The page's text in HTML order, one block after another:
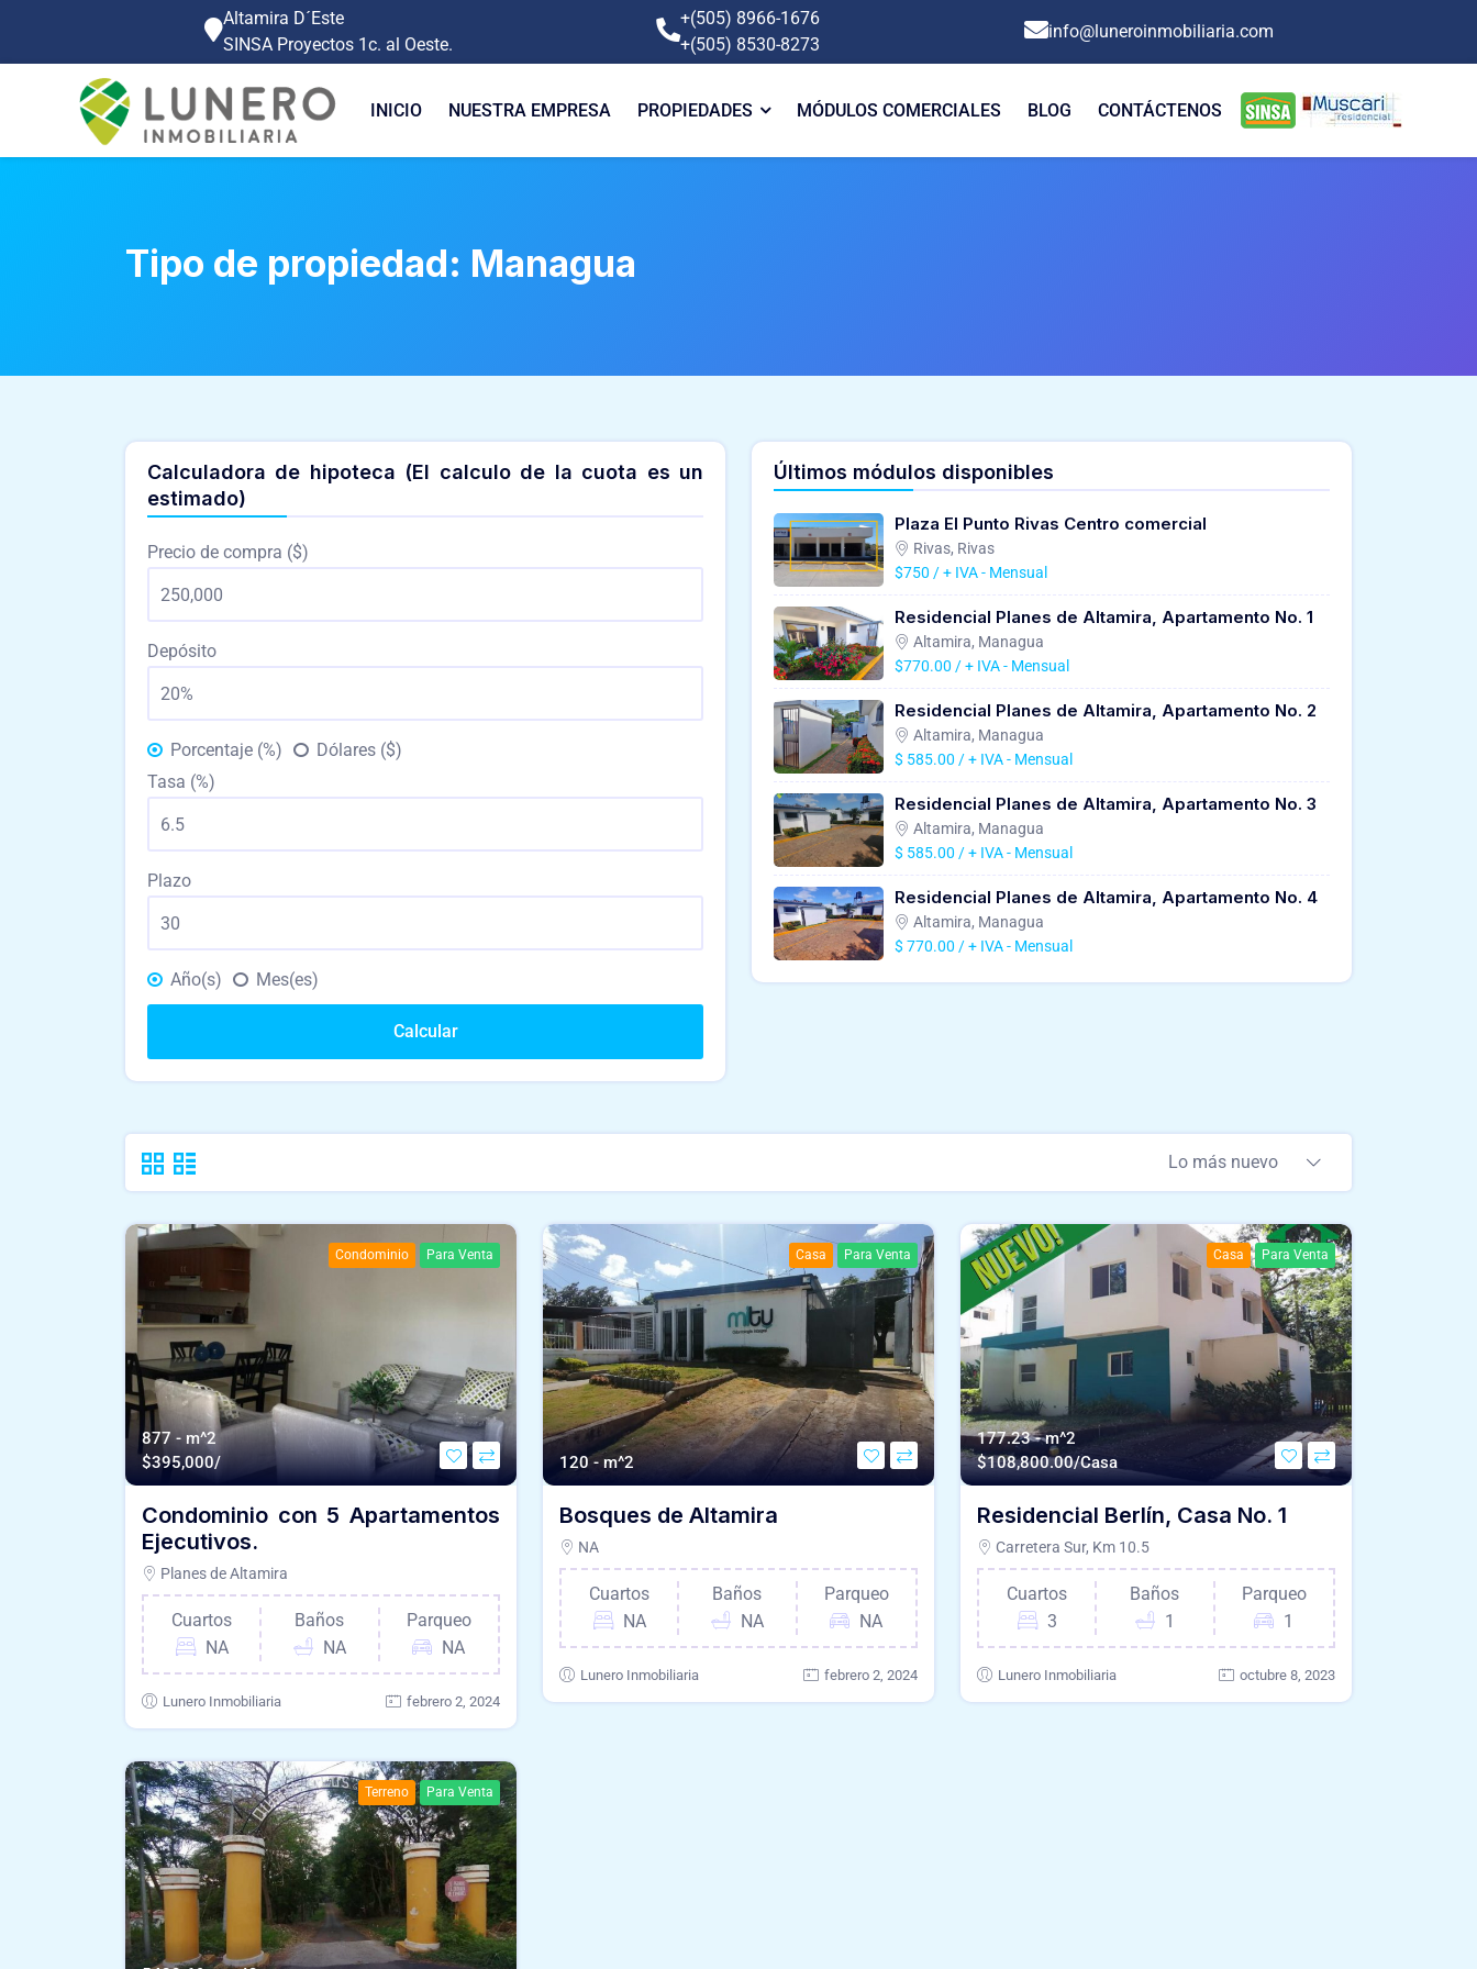
Altamira D´Este
SINSA Proyectos 1c. al Oeste.
+(505) 8966-1676
+(505) 8530-8273
info@luneroinmobiliaria.com
INICIO NUESTRA EMPRESA PROPIEDADES MÓDULOS COMERCIALES BLOG CONTÁCTENOS
Tipo de propiedad: Managua
Calculadora de hipoteca (El calculo de la cuota es un
estimado)
Precio de compra ($)
Depósito
Porcentaje (%)
Dólares ($)
Tasa (%)
Plazo
Año(s) Mes(es)
Calcular
Últimos módulos disponibles
Plaza El Punto Rivas Centro comercial
Rivas, Rivas
$750 / + IVA - Mensual
Residencial Planes de Altamira, Apartamento No. 1
Altamira, Managua
$770.00 / + IVA - Mensual
Residencial Planes de Altamira, Apartamento No. 2
Altamira, Managua
$ 585.00 / + IVA - Mensual
Residencial Planes de Altamira, Apartamento No. 3
Altamira, Managua
$ 585.00 / + IVA - Mensual
Residencial Planes de Altamira, Apartamento No. 4
Altamira, Managua
$ 770.00 / + IVA - Mensual
Lo más nuevo
Condominio Para Venta
877 - m^2
$395,000/
Condominio con 5 Apartamentos
Ejecutivos.
Planes de Altamira
Cuartos
NA
Baños
NA
Parqueo
NA
Lunero Inmobiliaria febrero 2, 2024
Casa Para Venta
120 - m^2
Bosques de Altamira
NA
Cuartos
NA
Baños
NA
Parqueo
NA
Lunero Inmobiliaria febrero 2, 2024
Casa Para Venta
177.23 - m^2
$108,800.00/Casa
Residencial Berlín, Casa No. 1
Carretera Sur, Km 10.5
Cuartos
3
Baños
1
Parqueo
1
Lunero Inmobiliaria octubre 8, 2023
Terreno Para Venta